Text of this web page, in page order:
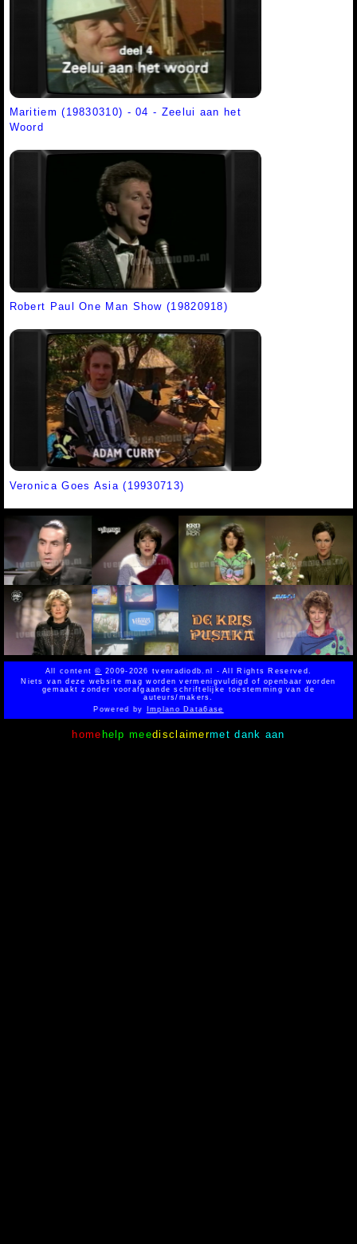
Maritiem (19830310) - 04 - Zeelui aan het
Woord
Robert Paul One Man Show (19820918)
Veronica Goes Asia (19930713)
All content© 2009-2026 tvenradiodb.nl - All Rights Reserved.
Niets van deze website mag worden vermenigvuldigd of openbaar worden
gemaakt zonder voorafgaande schriftelijke toestemming van de
auteurs/makers.
Powered by Implano Data6ase
home help meedisclaimermet dank aan